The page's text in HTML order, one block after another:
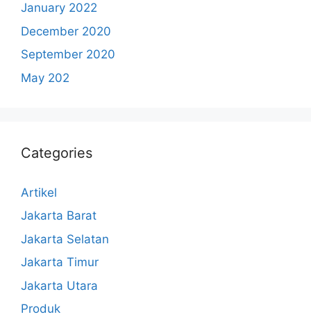
January 2022
December 2020
September 2020
May 202
Categories
Artikel
Jakarta Barat
Jakarta Selatan
Jakarta Timur
Jakarta Utara
Produk